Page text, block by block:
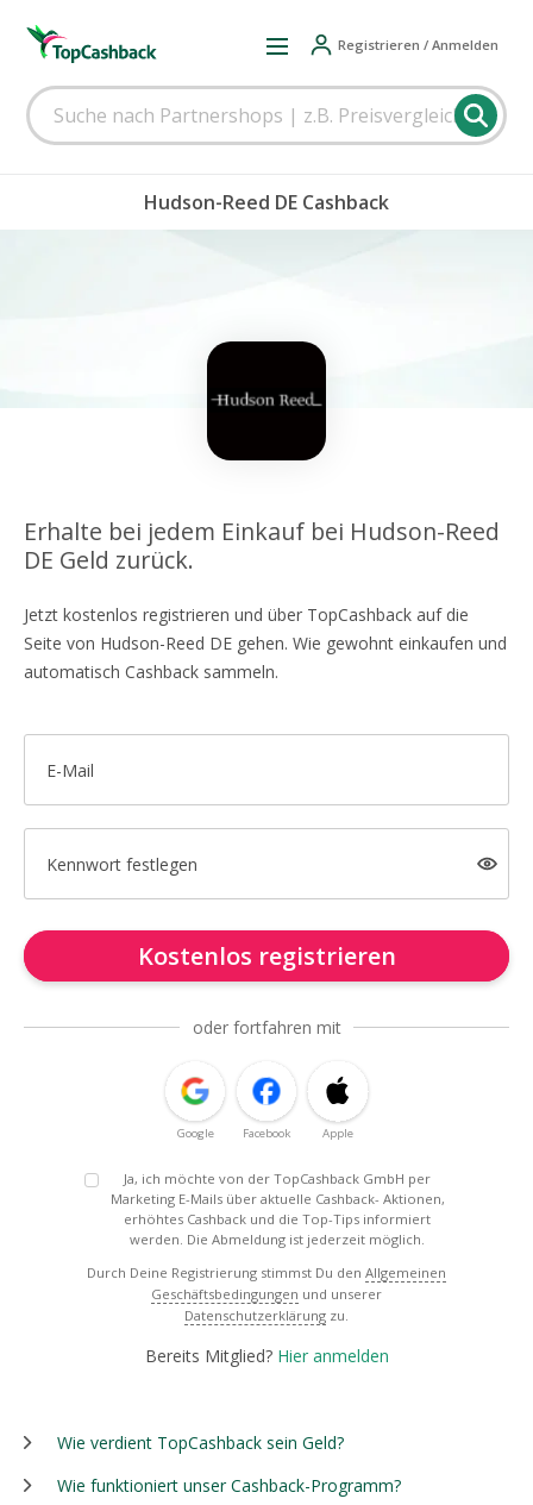
Registrieren / Anmelden
Hudson-Reed DE Cashback
Erhalte bei jedem Einkauf bei Hudson-Reed
DE Geld zurück.
Jetzt kostenlos registrieren und über TopCashback auf die
Seite von Hudson-Reed DE gehen. Wie gewohnt einkaufen und
automatisch Cashback sammeln.
E-Mail
Kennwort festlegen
Kostenlos registrieren
oder fortfahren mit
Google Facebook Apple
Ja, ich möchte von der TopCashback GmbH per
Marketing E-Mails über aktuelle Cashback- Aktionen,
erhöhtes Cashback und die Top-Tips informiert
werden. Die Abmeldung ist jederzeit möglich.
Durch Deine Registrierung stimmst Du den Allgemeinen
Geschäftsbedingungen und unserer
Datenschutzerklärung zu.
Bereits Mitglied? Hier anmelden
Wie verdient TopCashback sein Geld?
Wie funktioniert unser Cashback-Programm?